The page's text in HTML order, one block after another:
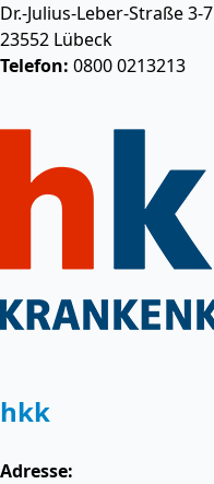
Dr.-Julius-Leber-Straße 3-7
23552 Lübeck
Telefon: 0800 0213213
hkk
Adresse: